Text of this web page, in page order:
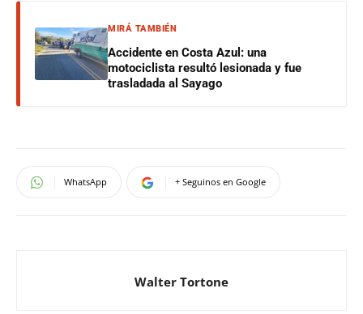
MIRÁ TAMBIÉN
Accidente en Costa Azul: una
motociclista resultó lesionada y fue
trasladada al Sayago
WhatsApp + Seguinos en Google
Walter Tortone